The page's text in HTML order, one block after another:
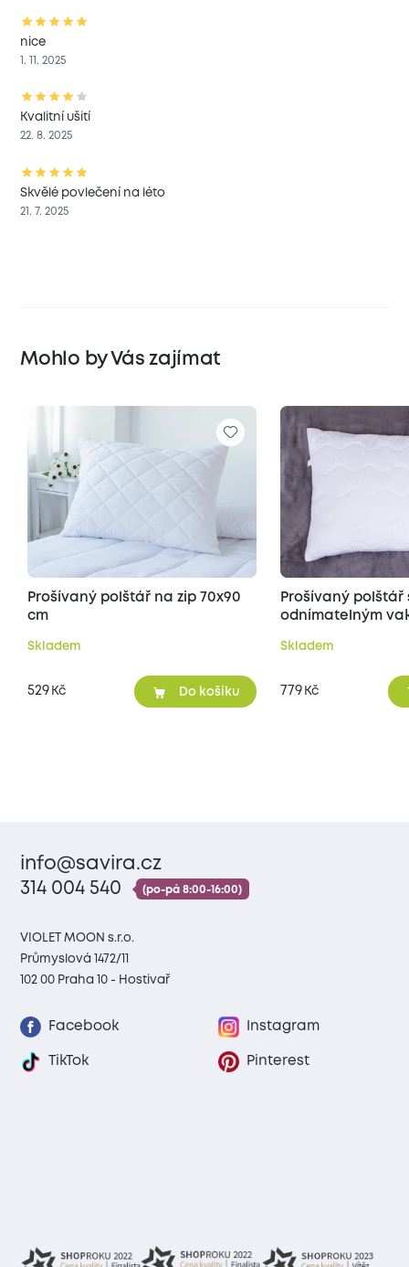
nice
1. 11. 2025
Kvalitní ušití
22. 8. 2025
Skvělé povlečení na léto
21. 7. 2025
Mohlo by Vás zajímat
Prošívaný polštář na zip 70x90
cm
Skladem
529 Kč Do košíku
Prošívaný polštář
odnímatelným
Skladem
779 Kč
info@savira.cz
314 004 540
(po-pá 8:00-16:00)
VIOLET MOON s.r.o.
Průmyslová 1472/11
102 00 Praha 10 - Hostivař
Facebook Instagram
TikTok Pinterest